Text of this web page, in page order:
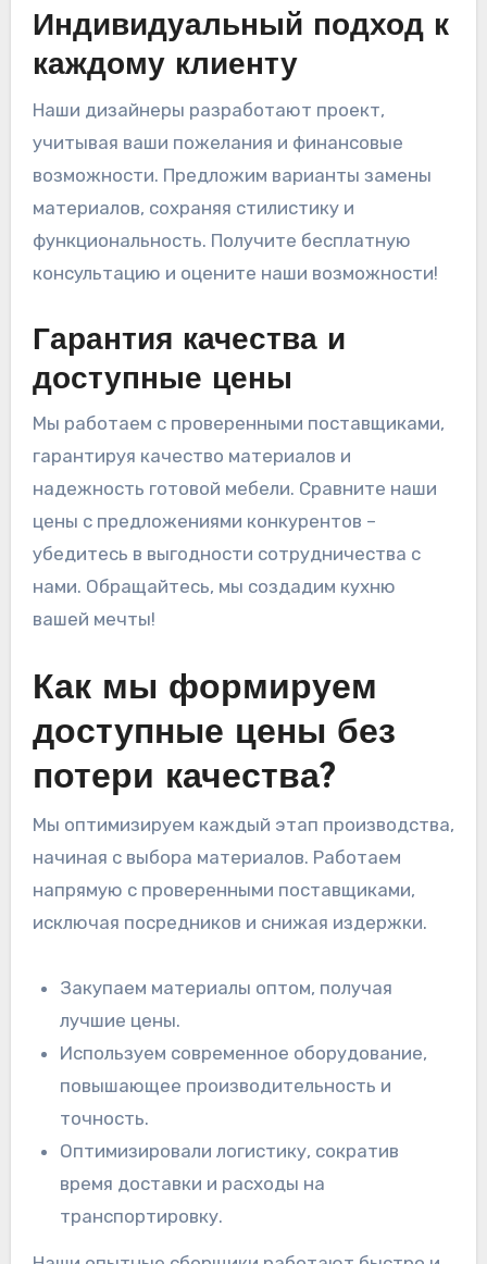
Индивидуальный подход к
каждому клиенту
Наши дизайнеры разработают проект,
учитывая ваши пожелания и финансовые
возможности. Предложим варианты замены
материалов, сохраняя стилистику и
функциональность. Получите бесплатную
консультацию и оцените наши возможности!
Гарантия качества и
доступные цены
Мы работаем с проверенными поставщиками,
гарантируя качество материалов и
надежность готовой мебели. Сравните наши
цены с предложениями конкурентов –
убедитесь в выгодности сотрудничества с
нами. Обращайтесь, мы создадим кухню
вашей мечты!
Как мы формируем
доступные цены без
потери качества?
Мы оптимизируем каждый этап производства,
начиная с выбора материалов. Работаем
напрямую с проверенными поставщиками,
исключая посредников и снижая издержки.
Закупаем материалы оптом, получая
лучшие цены.
Используем современное оборудование,
повышающее производительность и
точность.
Оптимизировали логистику, сократив
время доставки и расходы на
транспортировку.